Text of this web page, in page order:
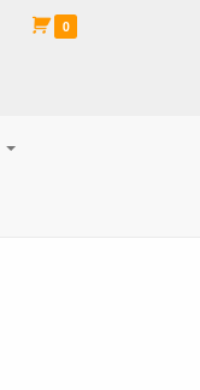
0